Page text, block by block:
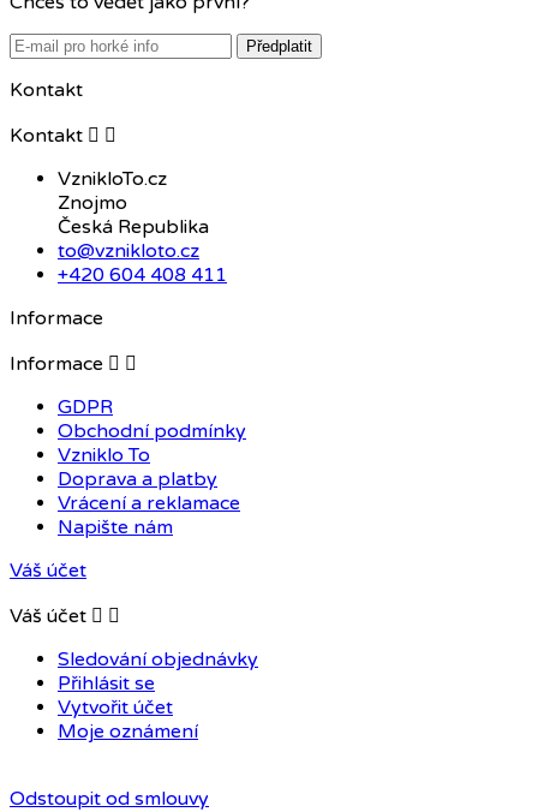
Předplatit
Kontakt
Kontakt  
VznikloTo.cz
Znojmo
Česká Republika
to@vznikloto.cz
+420 604 408 411
Informace
Informace  
GDPR
Obchodní podmínky
Vzniklo To
Doprava a platby
Vrácení a reklamace
Napište nám
Váš účet
Váš účet  
Sledování objednávky
Přihlásit se
Vytvořit účet
Moje oznámení
Odstoupit od smlouvy